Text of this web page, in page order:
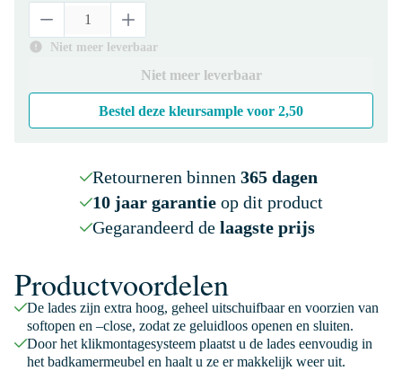
Niet meer leverbaar
Niet meer leverbaar
Bestel deze kleursample voor 2,50
Retourneren binnen 365 dagen
10 jaar garantieop dit product
Gegarandeerd de laagste prijs
Productvoordelen
De lades zijn extra hoog, geheel uitschuifbaar en voorzien van
softopen en –close, zodat ze geluidloos openen en sluiten.
Door het klikmontagesysteem plaatst u de lades eenvoudig in
het badkamermeubel en haalt u ze er makkelijk weer uit.